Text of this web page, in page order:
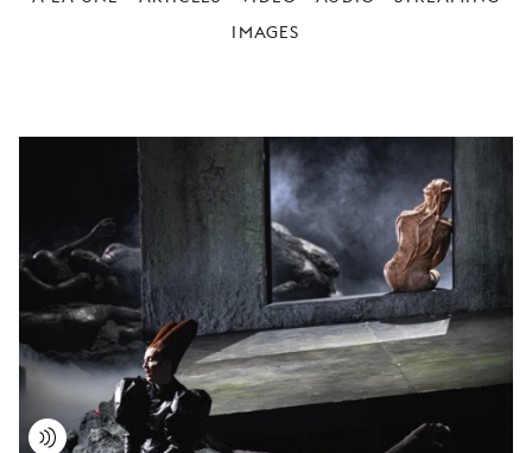
VOTRE
VISITE
JEUNE
PUBLIC
LA
MONNAIE
NOUS
SOUTENIR
IMAGES